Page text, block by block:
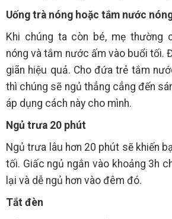
Uống trà nóng hoặc tắm nước
Khi chúng ta còn bé, mẹ thường
nóng và tắm nước ấm vào buổi tối.
giãn hiệu quả. Cho đứa trẻ tắm
thì chúng sẽ ngủ thẳng cẳng đến
áp dụng cách này cho mình.
Ngủ trưa 20 phút
Ngủ trưa lâu hơn 20 phút sẽ khiến
tối. Giấc ngủ ngắn vào khoảng 3h
lại và dễ ngủ hơn vào đêm đó.
Tắt đèn